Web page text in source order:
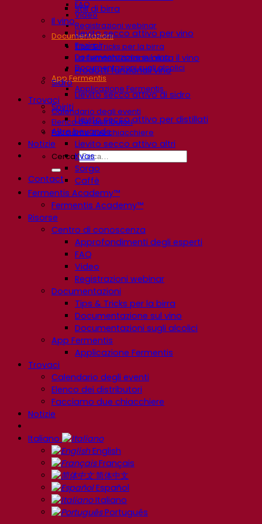
FAQ
Video
Registrazioni webinar
Documentazioni
Tips & Tricks per la birra
Documentazione sul vino
Documentazioni sugli alcolici
App Fermentis
Applicazione Fermentis
Trovaci
Calendario degli eventi
Elenco dei distributori
Facciamo due chiacchiere
Notizie
Cerca:
Contact
Stili di birra
Il vino
Lievito secco attivo per vino
Enzimi
La fermentazione aiuta il vino
Prodotti funzionali vino
Sidro
Lievito secco attivo di sidro
Spiriti
Lievito secco attivo per distillati
Altre bevande
Lievito secco attivo altri
Kvas
Sorgo
Caffè
Fermentis Academy™
Fermentis Academy™
Risorse
Centro di conoscenza
Approfondimenti degli esperti
FAQ
Video
Registrazioni webinar
Documentazioni
Tips & Tricks per la birra
Documentazione sul vino
Documentazioni sugli alcolici
App Fermentis
Applicazione Fermentis
Trovaci
Calendario degli eventi
Elenco dei distributori
Facciamo due chiacchiere
Notizie
Italiano
English
Français
简体中文
Español
Italiano
Português